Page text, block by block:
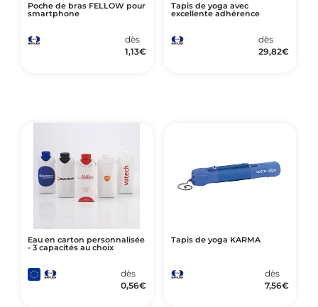
Poche de bras FELLOW pour
smartphone
dès
1,13€
Tapis de yoga avec
excellente adhérence
dès
29,82€
Eau en carton personnalisée
- 3 capacités au choix
dès
0,56€
Tapis de yoga KARMA
dès
7,56€